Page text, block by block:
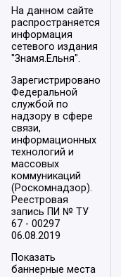
На данном сайте
распространяется
информация
сетевого издания
"Знамя.Ельня".
Зарегистрировано
Федеральной
службой по
надзору в сфере
связи,
информационных
технологий и
массовых
коммуникаций
(Роскомнадзор).
Реестровая
запись ПИ № ТУ
67 - 00297
06.08.2019
Показать
баннерные места